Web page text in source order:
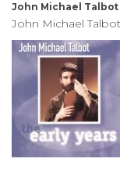
John Michael Talbot
John Michael Talbot